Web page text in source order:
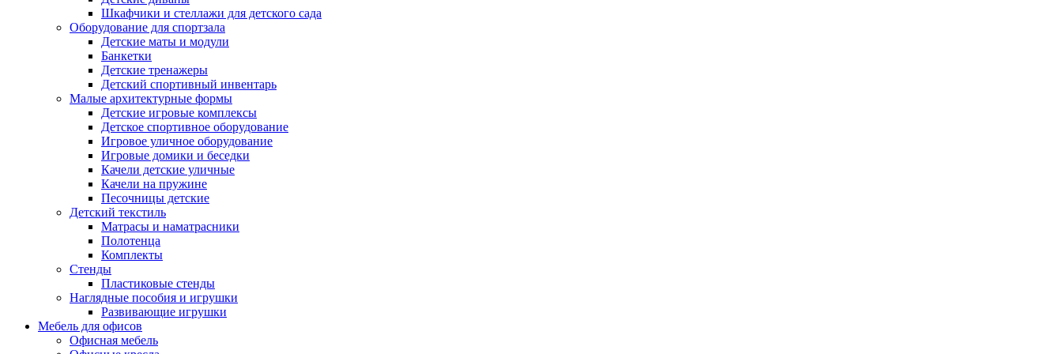
Шкафчики и стеллажи для детского сада
Оборудование для спортзала
Детские маты и модули
Банкетки
Детские тренажеры
Детский спортивный инвентарь
Малые архитектурные формы
Детские игровые комплексы
Детское спортивное оборудование
Игровое уличное оборудование
Игровые домики и беседки
Качели детские уличные
Качели на пружине
Песочницы детские
Детский текстиль
Матрасы и наматрасники
Полотенца
Комплекты
Стенды
Пластиковые стенды
Наглядные пособия и игрушки
Развивающие игрушки
Мебель для офисов
Офисная мебель